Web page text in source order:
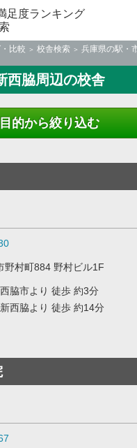
足度ランキング
比較 校舎検索
兵庫県の駅・
西脇周辺の校舎
目的から絞り込む
野村町884 野村ビル1F
脇市より 徒歩 約3分
西脇より 徒歩 約14分